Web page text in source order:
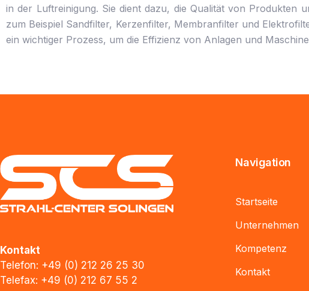
in der Luftreinigung. Sie dient dazu, die Qualität von Produkten
zum Beispiel Sandfilter, Kerzenfilter, Membranfilter und
ein wichtiger Prozess, um die Effizienz von Anlagen und
Kontakt
Telefon: +49 (0) 212 26 25 30
Telefax: +49 (0) 212 67 55 2
Navigation
Startseite
Unternehmen
Kompetenz
Kontakt